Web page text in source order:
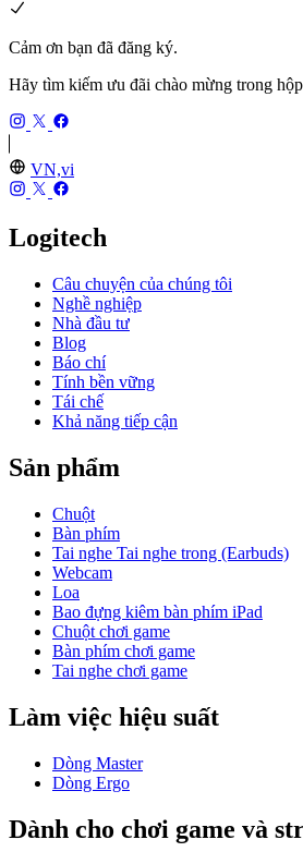
Cảm ơn bạn đã đăng ký.
Hãy tìm kiếm ưu đãi chào mừng trong
VN,vi
Logitech
Câu chuyện của chúng tôi
Nghề nghiệp
Nhà đầu tư
Blog
Báo chí
Tính bền vững
Tái chế
Khả năng tiếp cận
Sản phẩm
Chuột
Bàn phím
Tai nghe Tai nghe trong (Earbuds)
Webcam
Loa
Bao đựng kiêm bàn phím iPad
Chuột chơi game
Bàn phím chơi game
Tai nghe chơi game
Làm việc hiệu suất
Dòng Master
Dòng Ergo
Dành cho chơi game và